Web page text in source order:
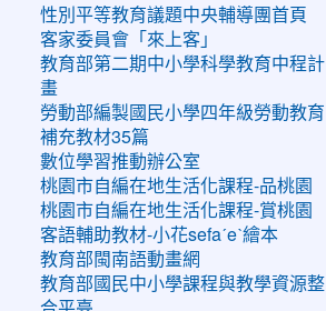
性別平等教育議題中央輔導團首頁
客家委員會「來上客」
教育部第二期中小學科學教育中程計
畫
勞動部編製國民小學四年級勞動教育
補充教材35篇
數位學習推動辦公室
桃園市自編在地生活化課程-品桃園
桃園市自編在地生活化課程-賞桃園
客語輔助教材-小花sefaˊeˋ繪本
教育部閩南語動畫網
教育部國民中小學課程與教學資源整